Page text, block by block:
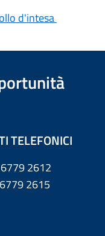
d'intesa
TELEFONICI
2612
2615